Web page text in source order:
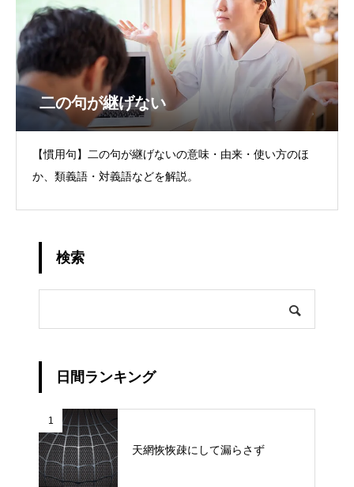
二の句が継げない
【慣用句】二の句が継げないの意味・由来・使い方のほ
か、類義語・対義語などを解説。
検索
日間ランキング
1
天網恢恢疎にして漏らさず